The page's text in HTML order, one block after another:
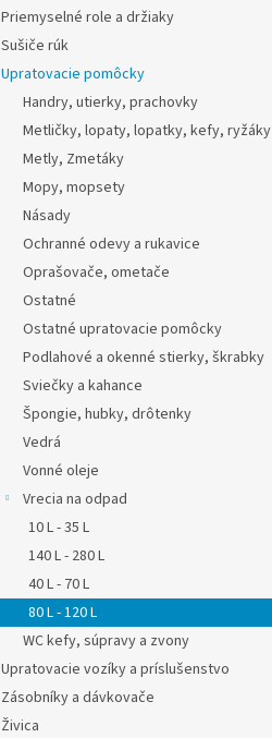
Priemyselné role a držiaky
Sušiče rúk
Upratovacie pomôcky
Handry, utierky, prachovky
Metličky, lopaty, lopatky, kefy, ryžáky
Metly, Zmetáky
Mopy, mopsety
Násady
Ochranné odevy a rukavice
Oprašovače, ometače
Ostatné
Ostatné upratovacie pomôcky
Podlahové a okenné stierky, škrabky
Sviečky a kahance
Špongie, hubky, drôtenky
Vedrá
Vonné oleje
Vrecia na odpad
10 L - 35 L
140 L - 280 L
40 L - 70 L
80 L - 120 L
WC kefy, súpravy a zvony
Upratovacie vozíky a príslušenstvo
Zásobníky a dávkovače
Živica